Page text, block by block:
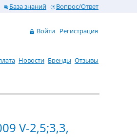
База знаний Вопрос/Ответ
Войти Регистрация
Новости Бренды Отзывы
V-2,5;3,3,